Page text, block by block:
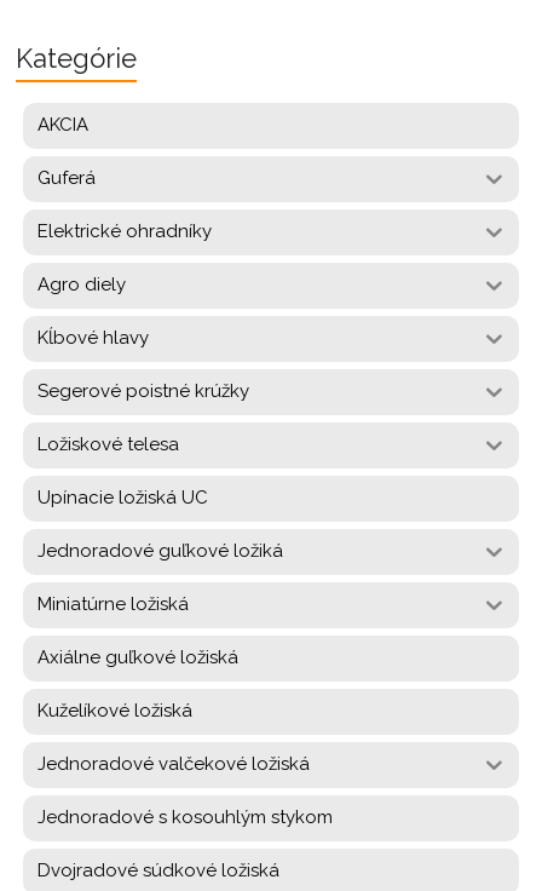
Kategórie
AKCIA
Guferá
Elektrické ohradníky
Agro diely
Kĺbové hlavy
Segerové poistné krúžky
Ložiskové telesa
Upínacie ložiská UC
Jednoradové guľkové ložiká
Miniatúrne ložiská
Axiálne guľkové ložiská
Kuželíkové ložiská
Jednoradové valčekové ložiská
Jednoradové s kosouhlým stykom
Dvojradové súdkové ložiská